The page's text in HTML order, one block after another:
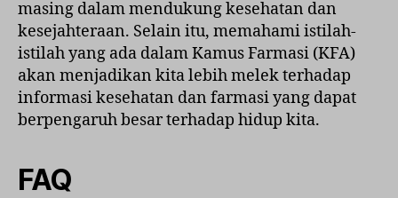
masing dalam mendukung kesehatan dan
kesejahteraan. Selain itu, memahami istilah-
istilah yang ada dalam Kamus Farmasi (KFA)
akan menjadikan kita lebih melek terhadap
informasi kesehatan dan farmasi yang dapat
berpengaruh besar terhadap hidup kita.
FAQ